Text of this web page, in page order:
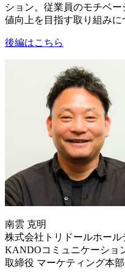
ション。従業員のモチベ
値向上を目指す取り組みに
後編はこちら
南雲 克明
株式会社トリドールホー
KANDOコミュニケーシ
取締役 マーケティング本